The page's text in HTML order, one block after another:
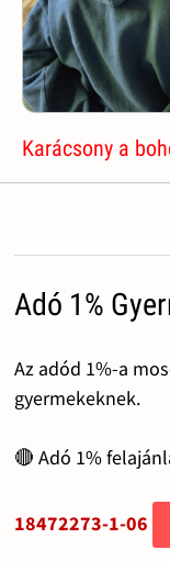
Karácsony a
Adó 1%
Az adód 1%-a
gyermekeknek.
🔴 Adó 1%
18472273-1-06